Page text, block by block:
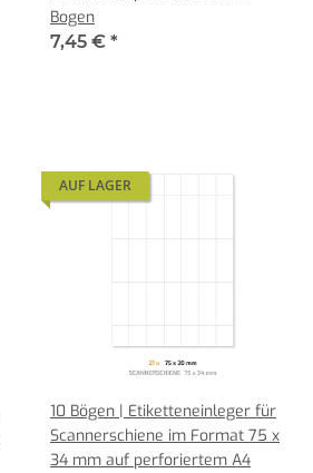
Bogen
7,45 € *
AUF LAGER
10 Bögen | Etiketteneinleger für
Scannerschiene im Format 75 x
34 mm auf perforiertem A4